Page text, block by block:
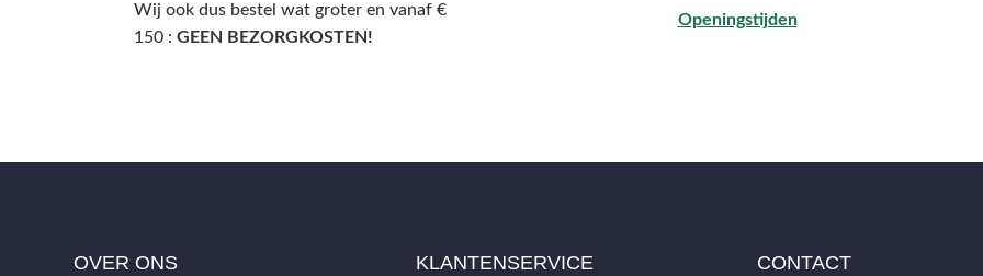
Wij ook dus bestel wat groter en vanaf €
150 : GEEN BEZORGKOSTEN!
Openingstijden
OVER ONS KLANTENSERVICE CONTACT